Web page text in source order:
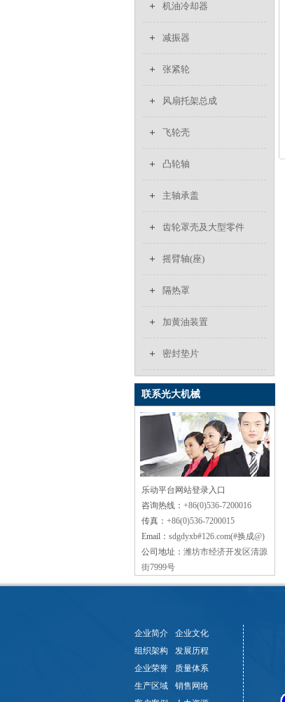
机油冷却器
减振器
张紧轮
风扇托架总成
飞轮壳
凸轮轴
主轴承盖
齿轮罩壳及大型零件
摇臂轴(座)
隔热罩
加黄油装置
密封垫片
联系光大机械
乐动平台网站登录入口
咨询热线： +86(0)536-7200016
传真： +86(0)536-7200015
Email： sdgdyxb#126.com(#换成@)
公司地址： 潍坊市经济开发区清源
街7999号
企业简介
企业文化
组织架构
发展历程
企业荣誉
质量体系
生产区域
销售网络